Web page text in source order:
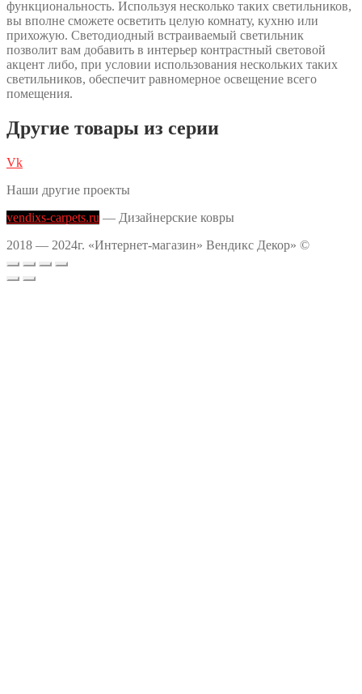
функциональность. Используя несколько таких светильников,
вы вполне сможете осветить целую комнату, кухню или
прихожую. Светодиодный встраиваемый светильник
позволит вам добавить в интерьер контрастный световой
акцент либо, при условии использования нескольких таких
светильников, обеспечит равномерное освещение всего
помещения.
Другие товары из серии
Vk
Наши другие проекты
vendixs-carpets.ru — Дизайнерские ковры
2018 — 2024г. «Интернет-магазин» Вендикс Декор» ©